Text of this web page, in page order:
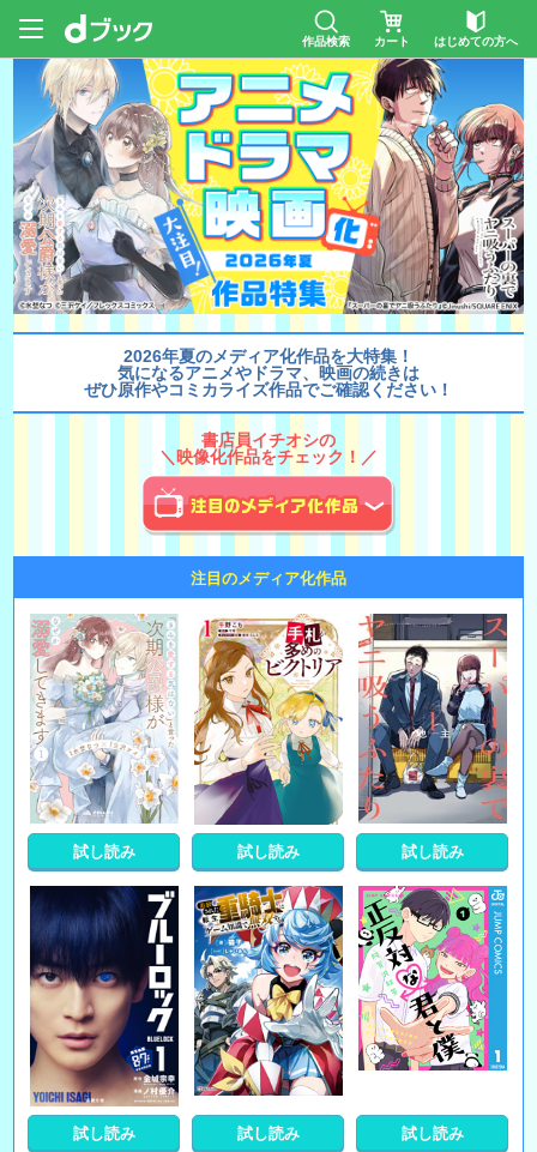
作品検索 カート はじめての方へ
2026年夏のメディア化作品を大特集！
気になるアニメやドラマ、映画の続きは
ぜひ原作やコミカライズ作品でご確認ください！
書店員イチオシの
＼映像化作品をチェック！／
注目のメディア化作品
試し読み 試し読み 試し読み
試し読み 試し読み 試し読み